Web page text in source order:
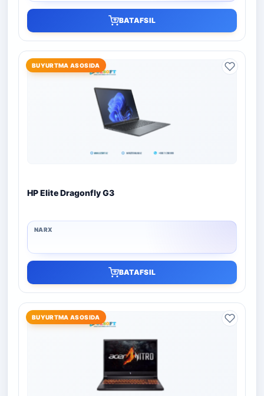
BATAFSIL
BUYURTMA ASOSIDA
HP Elite Dragonfly G3
BATAFSIL
BUYURTMA ASOSIDA